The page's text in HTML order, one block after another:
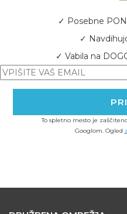
✓ Posebne
✓
✓ Vabila na
To spletno mesto je
Googlom. Ogled